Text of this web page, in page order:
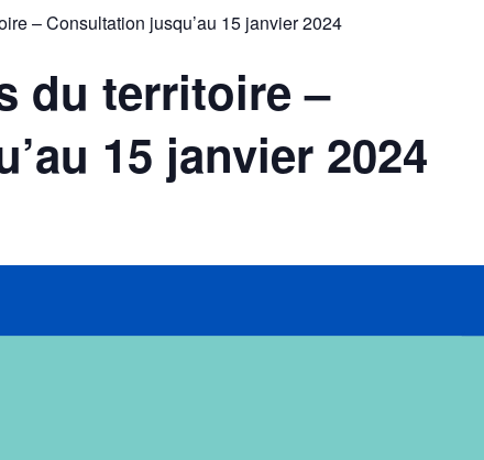
– Consultation jusqu’au 15 janvier 2024
du territoire –
15 janvier 2024